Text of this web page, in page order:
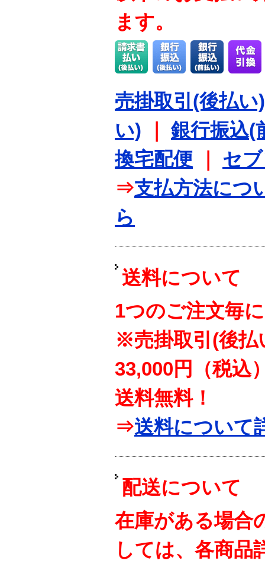
ます。
売掛取引(後払い)
い) ｜銀行振込(
換宅配便
セ
⇒支払方法につ
ら
送料について
1つのご注文毎に
※売掛取引(後払
33,000円（税込
送料無料！
⇒送料について
配送について
在庫がある場合
しては、各商品